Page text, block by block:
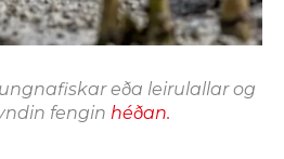
eða leirulallar og
fengin héðan.